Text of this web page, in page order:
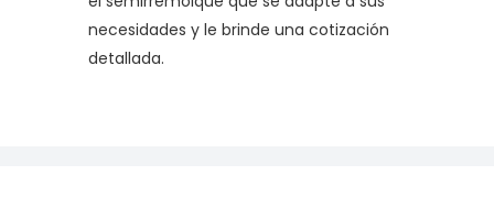
necesidades y le brinde una cotización
detallada.